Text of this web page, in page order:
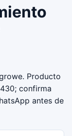
Producto
confirma
antes de